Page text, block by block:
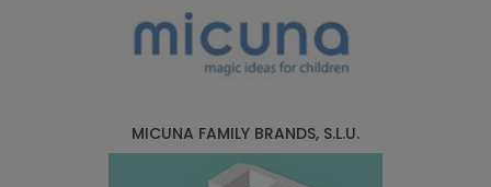
MICUNA FAMILY BRANDS, S.L.U.